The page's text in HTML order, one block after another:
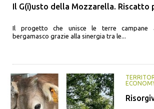
Il G(i)usto della Mozzarella. Riscatto
Il progetto che unisce le terre campane
bergamasco grazie alla sinergia tra le...